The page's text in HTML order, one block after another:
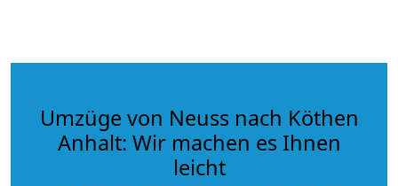
Umzüge von Neuss nach Köthen
Anhalt: Wir machen es Ihnen
leicht